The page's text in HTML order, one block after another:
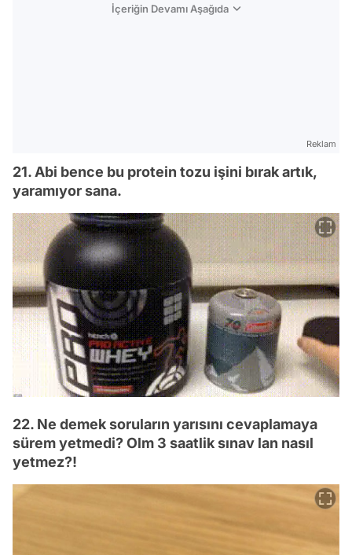
İçeriğin Devamı Aşağıda
Reklam
21. Abi bence bu protein tozu işini bırak artık,
yaramıyor sana.
22. Ne demek soruların yarısını cevaplamaya
sürem yetmedi? Olm 3 saatlik sınav lan nasıl
yetmez?!